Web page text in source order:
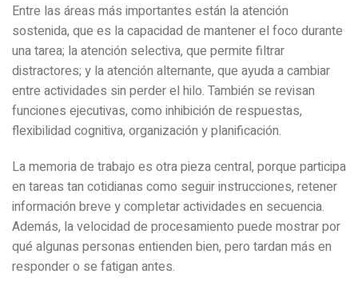
Entre las áreas más importantes están la atención
sostenida, que es la capacidad de mantener el foco durante
una tarea; la atención selectiva, que permite filtrar
distractores; y la atención alternante, que ayuda a cambiar
entre actividades sin perder el hilo. También se revisan
funciones ejecutivas, como inhibición de respuestas,
flexibilidad cognitiva, organización y planificación.
La memoria de trabajo es otra pieza central, porque participa
en tareas tan cotidianas como seguir instrucciones, retener
información breve y completar actividades en secuencia.
Además, la velocidad de procesamiento puede mostrar por
qué algunas personas entienden bien, pero tardan más en
responder o se fatigan antes.